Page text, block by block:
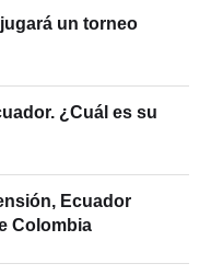
un torneo
¿Cuál es su
Ecuador
Colombia